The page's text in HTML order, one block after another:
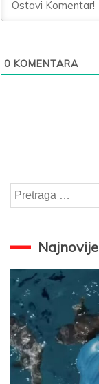
0 KOMENTARA
Pretraga
za:
Najnovije